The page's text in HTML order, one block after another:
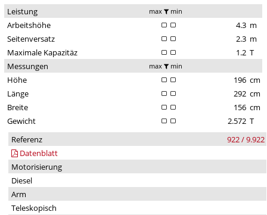
Leistung max min
Arbeitshöhe 4.3 m
Seitenversatz
2.3 m
Maximale Kapazitäz
1.2 T
Messungen
max min
Höhe 196 cm
Länge
292 cm
Breite
156 cm
Gewicht
2.572 T
Referenz
922 / 9.922
Datenblatt
Motorisierung
Diesel
Arm
Teleskopisch